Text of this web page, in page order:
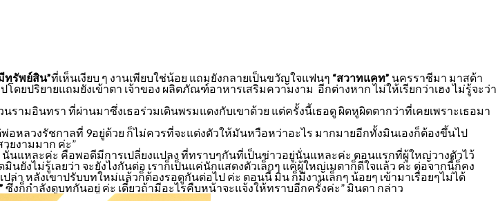
ทรัพย์สิน”ที่เห็นเงียบ ๆ งานเพียบใช่น้อย แถมยังกลายเป็นขวัญใจแฟนๆ “สวาทแคท” นครราชีมา มาสด้า
ดยปริยายแถมยังเข้าตา เจ้าของ ผลิตภัณฑ์อาหารเสริมความงาม อีกต่างหาก ไม่ให้เรียกว่าเฮง ไม่รู้จะว่า
นรามอินทรา ที่ผ่านมาซึ่งเธอร่วมเดินพรมแดงกับเขาด้วย แต่ครั้งนี้เธอดู ผิดหูผิดตากว่าที่เคยเพราะเธอมา
อหลวงรัชกาลที่ 9อยู่ด้วย ก็ไม่ควรที่จะแต่งตัวให้มันหวือหว่าอะไร มากมายอีกทั้งมินเองก็ต้องขึ้นไป
ยงามมาก ค่ะ”
นั่นแหละค่ะ คือพอดีมีการเปลี่ยงแปลง ที่ทราบๆกันที่เป็นข่าวอยู่นั่นแหละค่ะ ตอนแรกที่ผู้ใหญ่วางตัวไว้
ยังไม่รู้เลยว่า จะยังไงกันต่อ เราก็เป็นแค่นักแสดงตัวเล็กๆ แค่ผู้ใหญ่เมตาก็ดีใจแล้ว ค่ะ ต่อจากนี้ก็คง
า หลังเขาปรับบทใหม่แล้วก็ต้องรอดูกันต่อไป ค่ะ ตอนนี้ มิน ก็มีงานเล็กๆ น้อยๆ เข้ามาเรื่อยๆไม่ได้
ซึ่งก็กำลังดูบทกันอยู่ ค่ะ เดี๋ยวถ้ามีอะไรคืบหน้าจะแจ้งให้ทราบอีกครั้งค่ะ” มินดา กล่าว